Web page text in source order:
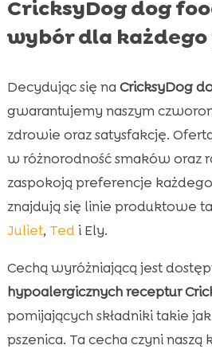
CricksyDog dog
wybór dla każdego
Decydując się na CricksyDog
gwarantujemy naszym
zdrowie oraz satysfakcję.
w różnorodność smaków oraz
zaspokoją preferencje
znajdują się linie produktowe
Juliet, Tedi Ely.
Cechą wyróżniającą jest
hypoalergicznych receptur
pomijających składniki takie
pszenica. Ta cecha czyni